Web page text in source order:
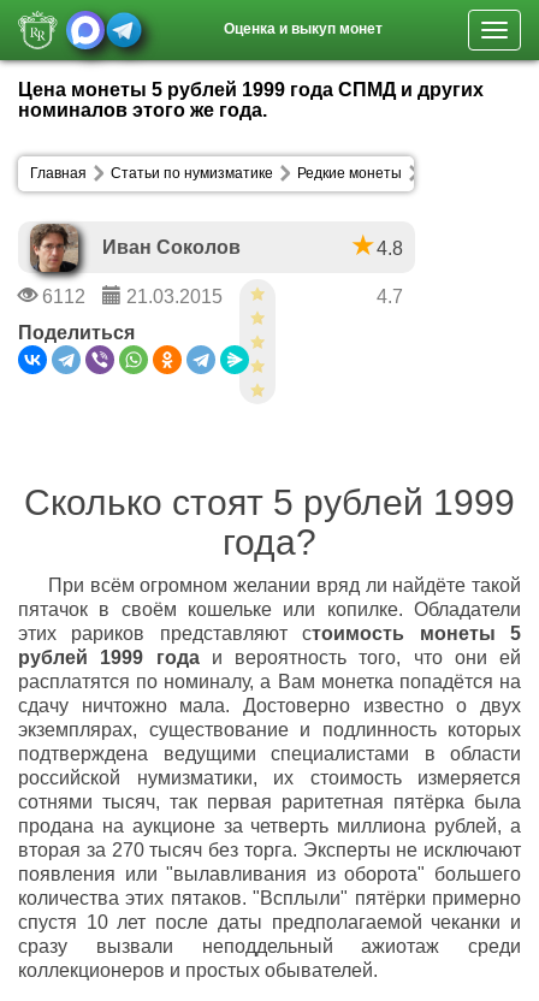
Оценка и выкуп монет
Цена монеты 5 рублей 1999 года СПМД и других
номиналов этого же года.
Главная Статьи по нумизматике Редкие монеты
Иван Соколов 4.8
6112 21.03.2015
4.7
Поделиться
Сколько стоят 5 рублей 1999
года?
При всём огромном желании вряд ли найдёте такой
пятачок в своём кошельке или копилке. Обладатели
этих рариков представляют стоимость монеты 5
рублей 1999 годаи вероятность того, что они ей
расплатятся по номиналу, а Вам монетка попадётся на
сдачу ничтожно мала. Достоверно известно о двух
экземплярах, существование и подлинность которых
подтверждена ведущими специалистами в области
российской нумизматики, их стоимость измеряется
сотнями тысяч, так первая раритетная пятёрка была
продана на аукционе за четверть миллиона рублей, а
вторая за 270 тысяч без торга. Эксперты не исключают
появления или "вылавливания из оборота" большего
количества этих пятаков."Всплыли" пятёрки примерно
спустя 10 лет после даты предполагаемой чеканки и
сразу вызвали неподдельный ажиотаж среди
коллекционеров и простых обывателей.